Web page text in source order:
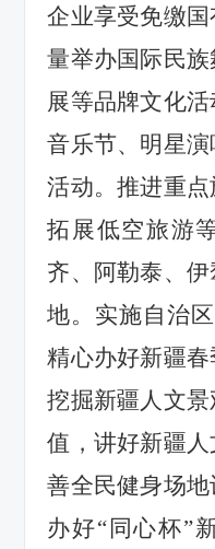
企业享受免缴
量举办国际民族
展等品牌文化活
音乐节、明星演
活动。推进重点
拓展低空旅游
齐、阿勒泰、
地。 实施自治区
精心办好新疆
挖掘新疆人文景
值 ， 讲好新疆人
善全民健身场地
办好“同心杯”